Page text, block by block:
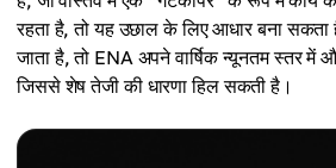
रहता है, तो यह उछाल के लिए आधार बना
जाता है, तो ENA अपने वार्षिक न्यूनतम स्तर में
जिससे शेष तेजी की धारणा हिल सकती है।